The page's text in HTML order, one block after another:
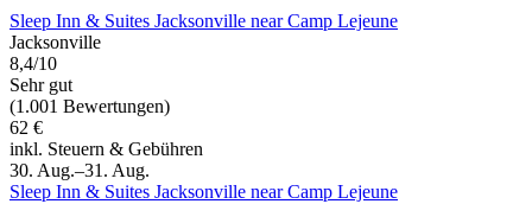
Sleep Inn & Suites Jacksonville near Camp Lejeune
Jacksonville
8,4/10
Sehr gut
(1.001 Bewertungen)
62 €
inkl. Steuern & Gebühren
30. Aug.–31. Aug.
Sleep Inn & Suites Jacksonville near Camp Lejeune